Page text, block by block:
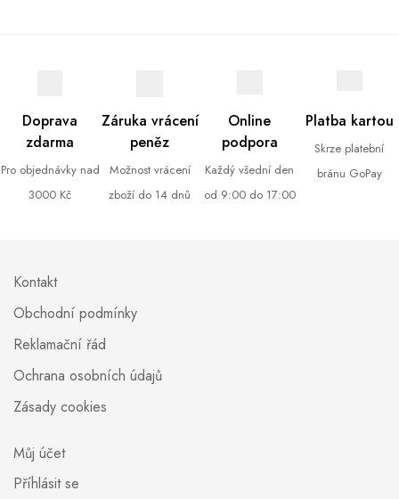
Doprava
zdarma
Pro objednávky nad
3000 Kč
Záruka vrácení
peněz
Možnost vrácení
zboží do 14 dnů
Online
podpora
Každý všední den
od 9:00 do 17:00
Platba kartou
Skrze platební
bránu GoPay
Kontakt
Obchodní podmínky
Reklamační řád
Ochrana osobních údajů
Zásady cookies
Můj účet
Příhlásit se